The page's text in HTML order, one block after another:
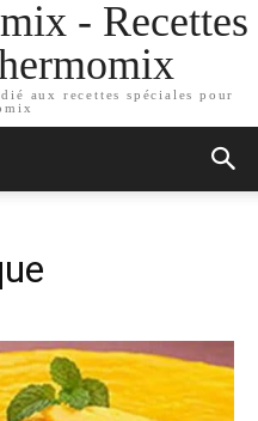
- Recettes
aux recettes spéciales pour